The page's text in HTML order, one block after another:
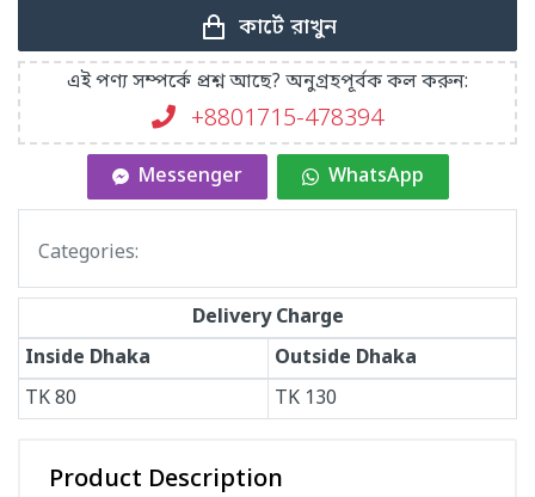
কার্টে রাখুন
এই পণ্য সম্পর্কে প্রশ্ন আছে? অনুগ্রহপূর্বক কল করুন:
+8801715-478394
Messenger WhatsApp
Categories:
Delivery Charge
Inside Dhaka
Outside Dhaka
TK80 TK 130
Product Description